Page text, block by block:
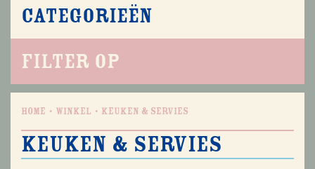
Categorieën
Filter op
Home Winkel Keuken & Servies
Keuken & Servies